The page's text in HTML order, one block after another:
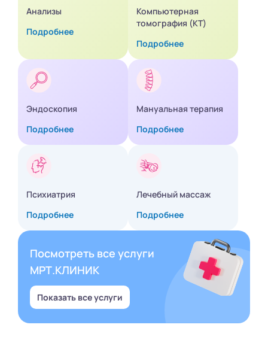
Анализы
Подробнее
Компьютерная
томография (КТ)
Подробнее
Эндоскопия
Подробнее
Мануальная терапия
Подробнее
Психиатрия
Подробнее
Лечебный массаж
Подробнее
Посмотреть все услуги
МРТ.КЛИНИК
Показать все услуги